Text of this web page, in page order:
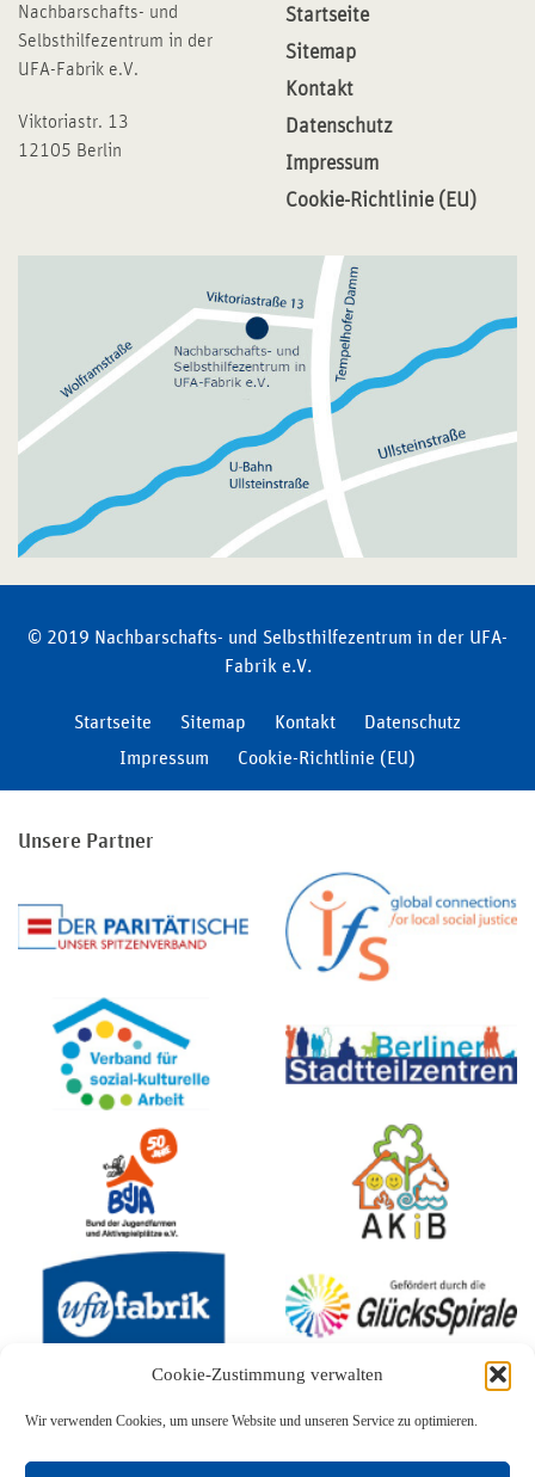
Cookie-Zustimmung verwalten
Wir verwenden Cookies, um unsere Website und unseren Service zu optimieren.
Nachbarschafts- und
Selbsthilfezentrum in der
UFA-Fabrik e.V.
Viktoriastr. 13
12105 Berlin
Startseite
Sitemap
Kontakt
Datenschutz
Impressum
Cookie-Richtlinie (EU)
© 2019 Nachbarschafts- und Selbsthilfezentrum in der UFA-
Fabrik e.V.
Startseite Sitemap Kontakt
Datenschutz
Impressum
Cookie-Richtlinie (EU)
Unsere Partner